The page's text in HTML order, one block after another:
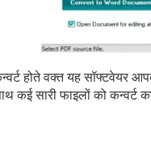
होते वक्त यह सॉफ्टवेयर
कई सारी फाइलों को कन्वर्ट